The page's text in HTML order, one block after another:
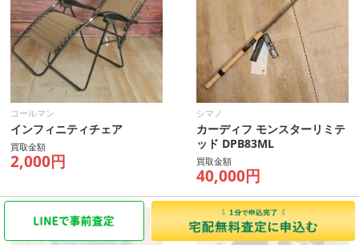
コールマン
インフィニティチェア
買取金額
2,000円
シマノ
カーディフ モンスターリミテ
ッド DPB83ML
買取金額
40,000円